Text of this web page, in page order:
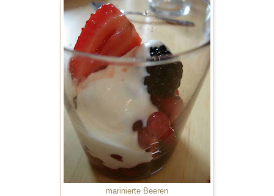
marinierte Beeren